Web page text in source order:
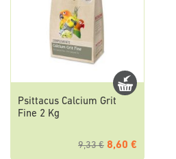
Psittacus Calcium Grit
Fine 2 Kg
9,33 € 8,60 €